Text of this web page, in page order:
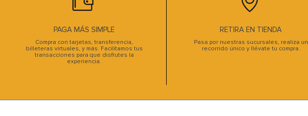
PAGA MÁS SIMPLE
Compra con tarjetas, transferencia,
billeteras virtuales, y más. Facilitamos tus
transacciones para que disfrutes la
experiencia.
RETIRA EN TIENDA
Pasa por nuestras sucursales, realiza un
recorrido único y llévate tu compra.